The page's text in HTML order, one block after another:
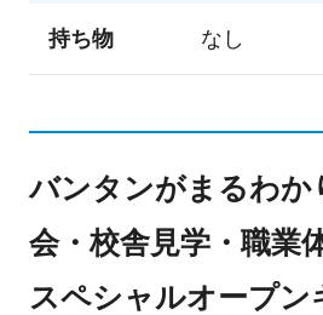
持ち物 なし
バンタンがまるわか
会・校舎見学・職業
スペシャルオープン